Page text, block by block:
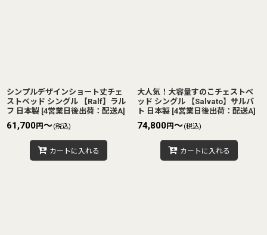
シンプルデザインショート丈チェ
ストベッド シングル 【Ralf】ラル
フ 日本製 [4営業日後出荷：配送A]
61,700円～(税込)
カートに入れる
大人気！大容量すのこチェストベ
ッド シングル 【Salvato】サルバ
ト 日本製 [4営業日後出荷：配送A]
74,800円～(税込)
カートに入れる